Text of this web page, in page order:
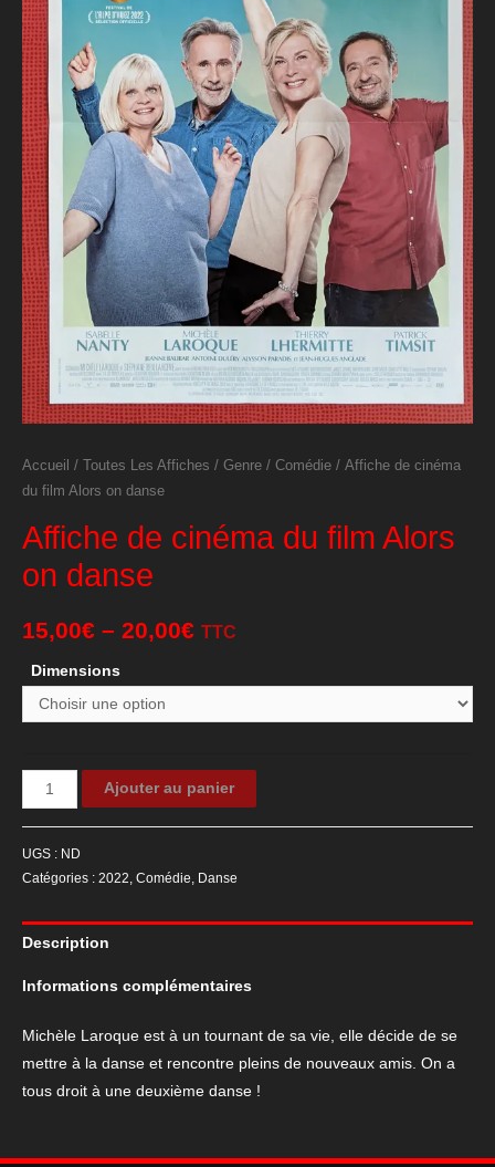
Accueil / Toutes Les Affiches / Genre / Comédie / Affiche de cinéma
du film Alors on danse
Affiche de cinéma du film Alors
on danse
15,00€ – 20,00€ TTC
Dimensions
quantité
de
du
film
danse
Ajouter au panier
UGS : ND
Catégories : 2022 Comédie Danse
Description
Informations complémentaires
Michèle Laroque est à un tournant de sa vie, elle décide de se
mettre à la danse et rencontre pleins de nouveaux amis. On a
tous droit à une deuxième danse !